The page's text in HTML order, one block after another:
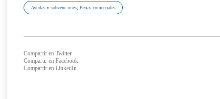
Ayudas y subvenciones; Ferias comerciales
Compartir en Twitter
Compartir en Facebook
Compartir en LinkedIn